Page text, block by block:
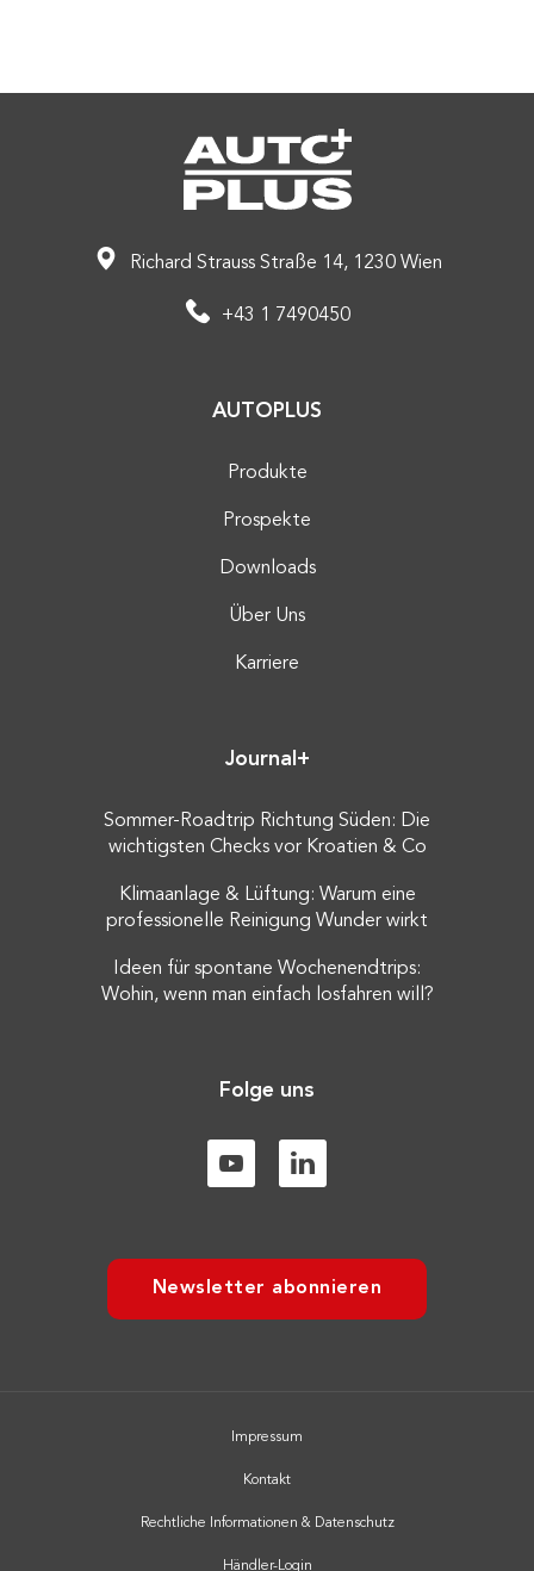
Richard Strauss Straße 14, 1230 Wien
+43 1 7490450
AUTOPLUS
Produkte
Prospekte
Downloads
Über Uns
Karriere
Journal+
Sommer-Roadtrip Richtung Süden: Die
wichtigsten Checks vor Kroatien & Co
Klimaanlage & Lüftung: Warum eine
professionelle Reinigung Wunder wirkt
Ideen für spontane Wochenendtrips:
Wohin, wenn man einfach losfahren will?
Folge uns
Newsletter abonnieren
Impressum
Kontakt
Rechtliche Informationen & Datenschutz
Händler-Login